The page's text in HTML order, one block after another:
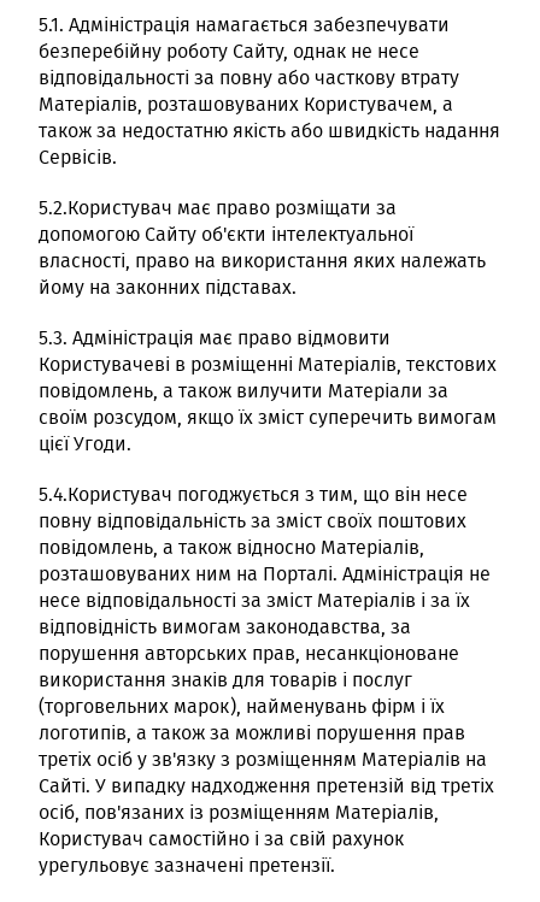
5.1. Адміністрація намагається забезпечувати
безперебійну роботу Сайту, однак не несе
відповідальності за повну або часткову втрату
Матеріалів, розташовуваних Користувачем, а
також за недостатню якість або швидкість надання
Сервісів.
5.2.Користувач має право розміщати за
допомогою Сайту об'єкти інтелектуальної
власності, право на використання яких належать
йому на законних підставах.
5.3. Адміністрація має право відмовити
Користувачеві в розміщенні Матеріалів, текстових
повідомлень, а також вилучити Матеріали за
своїм розсудом, якщо їх зміст суперечить вимогам
цієї Угоди.
5.4.Користувач погоджується з тим, що він несе
повну відповідальність за зміст своїх поштових
повідомлень, а також відносно Матеріалів,
розташовуваних ним на Порталі. Адміністрація не
несе відповідальності за зміст Матеріалів і за їх
відповідність вимогам законодавства, за
порушення авторських прав, несанкціоноване
використання знаків для товарів і послуг
(торговельних марок), найменувань фірм і їх
логотипів, а також за можливі порушення прав
третіх осіб у зв'язку з розміщенням Матеріалів на
Сайті. У випадку надходження претензій від третіх
осіб, пов'язаних із розміщенням Матеріалів,
Користувач самостійно і за свій рахунок
урегульовує зазначені претензії.